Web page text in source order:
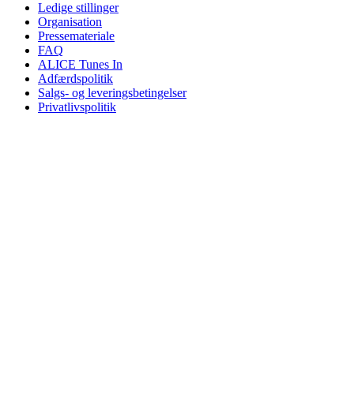
Ledige stillinger
Organisation
Pressemateriale
FAQ
ALICE Tunes In
Adfærdspolitik
Salgs- og leveringsbetingelser
Privatlivspolitik